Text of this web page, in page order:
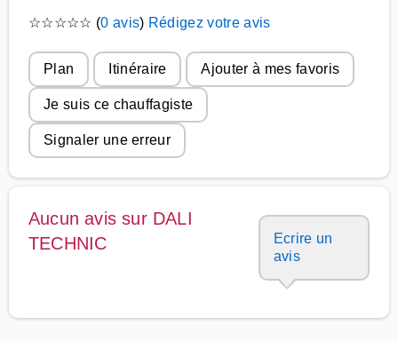
☆☆☆☆☆ (0 avis) Rédigez votre avis
Plan Itinéraire Ajouter à mes favoris
Je suis ce chauffagiste
Signaler une erreur
Aucun avis sur DALI
TECHNIC
Ecrire un
avis